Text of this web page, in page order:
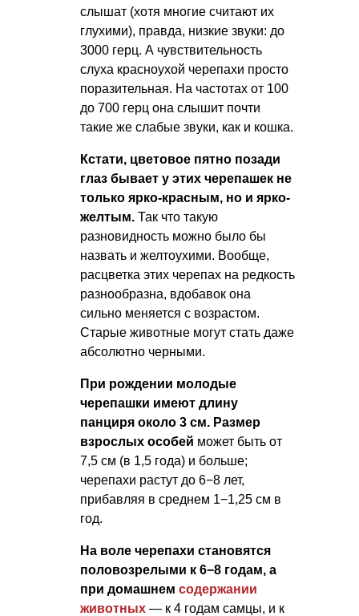
слышат (хотя многие считают их
глухими), правда, низкие звуки: до
3000 герц. А чувствительность
слуха красноухой черепахи просто
поразительная. На частотах от 100
до 700 герц она слышит почти
такие же слабые звуки, как и кошка.
Кстати, цветовое пятно позади
глаз бывает у этих черепашек не
только ярко-красным, но и ярко-
желтым. Так что такую
разновидность можно было бы
назвать и желтоухими. Вообще,
расцветка этих черепах на редкость
разнообразна, вдобавок она
сильно меняется с возрастом.
Старые животные могут стать даже
абсолютно черными.
При рождении молодые
черепашки имеют длину
панциря около 3 см. Размер
взрослых особей может быть от
7,5 см (в 1,5 года) и больше;
черепахи растут до 6−8 лет,
прибавляя в среднем 1−1,25 см в
год.
На воле черепахи становятся
половозрелыми к 6−8 годам, а
при домашнем содержании
животных — к 4 годам самцы, и к